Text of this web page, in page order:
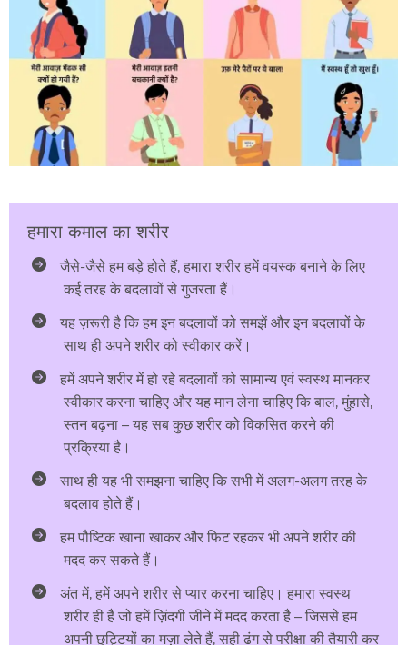
हमारा कमाल का शरीर
जैसे-जैसे हम बड़े होते हैं, हमारा शरीर हमें वयस्क बनाने के लिए
कई तरह के बदलावों से गुजरता हैं।
यह ज़रूरी है कि हम इन बदलावों को समझें और इन बदलावों के
साथ ही अपने शरीर को स्वीकार करें।
हमें अपने शरीर में हो रहे बदलावों को सामान्य एवं स्वस्थ मानकर
स्वीकार करना चाहिए और यह मान लेना चाहिए कि बाल, मुंहासे,
स्तन बढ़ना – यह सब कुछ शरीर को विकसित करने की
प्रक्रिया है।
साथ ही यह भी समझना चाहिए कि सभी में अलग-अलग तरह के
बदलाव होते हैं।
हम पौष्टिक खाना खाकर और फिट रहकर भी अपने शरीर की
मदद कर सकते हैं।
अंत में, हमें अपने शरीर से प्यार करना चाहिए। हमारा स्वस्थ
शरीर ही है जो हमें ज़िंदगी जीने में मदद करता है – जिससे हम
अपनी छुट्टियों का मज़ा लेते हैं, सही ढंग से परीक्षा की तैयारी कर